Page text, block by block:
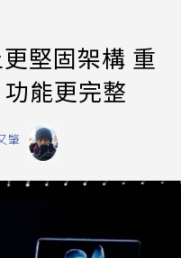
堅固架構 重
能更完整
肇